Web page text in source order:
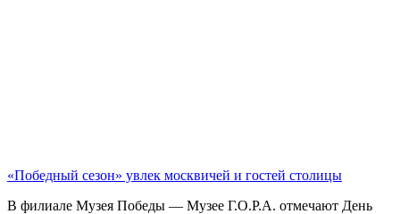
«Победный сезон» увлек москвичей и гостей столицы
В филиале Музея Победы — Музее Г.О.Р.А. отмечают День